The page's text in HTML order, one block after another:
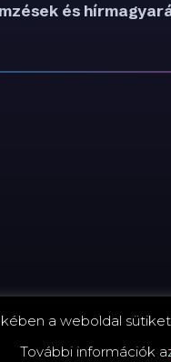
és
FinTech Group Kft.
a weboldal
További információk